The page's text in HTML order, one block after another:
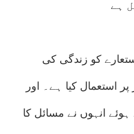
ہے
کو زندگی کی
استعمال کیا ہے۔ اور
انہوں نے مسائل کا